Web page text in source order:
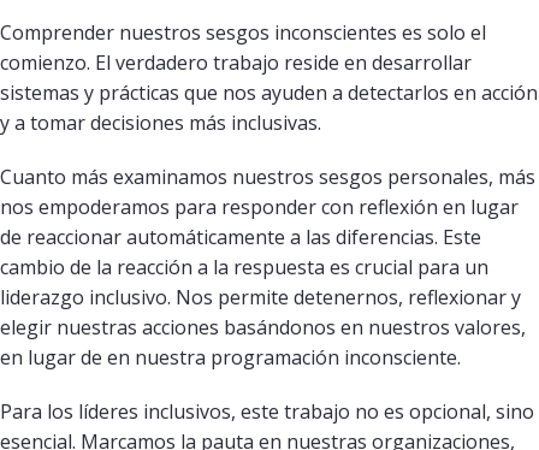
Comprender nuestros sesgos inconscientes es solo el
comienzo. El verdadero trabajo reside en desarrollar
sistemas y prácticas que nos ayuden a detectarlos en acción
y a tomar decisiones más inclusivas.
Cuanto más examinamos nuestros sesgos personales, más
nos empoderamos para responder con reflexión en lugar
de reaccionar automáticamente a las diferencias. Este
cambio de la reacción a la respuesta es crucial para un
liderazgo inclusivo. Nos permite detenernos, reflexionar y
elegir nuestras acciones basándonos en nuestros valores,
en lugar de en nuestra programación inconsciente.
Para los líderes inclusivos, este trabajo no es opcional, sino
esencial. Marcamos la pauta en nuestras organizaciones,